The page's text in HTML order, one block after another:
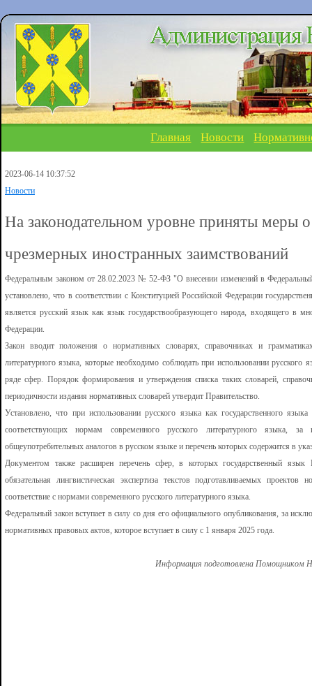
Главная Новости
2023-06-14 10:37:52
Новости
На законодательном уровне приняты меры
чрезмерных иностранных заимствований
Федеральным законом от 28.02.2023 № 52-ФЗ "О внесении изменений в
установлено, что в соответствии с Конституцией Российской Федерации
является русский язык как язык государствообразующего народа, входящего в
Федерации.
Закон вводит положения о нормативных словарях, справочниках и
литературного языка, которые необходимо соблюдать при использовании русского
ряде сфер. Порядок формирования и утверждения списка таких словарей,
периодичности издания нормативных словарей утвердит Правительство.
Установлено, что при использовании русского языка как государственного
соответствующих нормам современного русского литературного языка,
общеупотребительных аналогов в русском языке и перечень которых содержится в
Документом также расширен перечень сфер, в которых государственный
обязательная лингвистическая экспертиза текстов подготавливаемых
соответствие с нормами современного русского литературного языка.
Федеральный закон вступает в силу со дня его официального опубликования, за
нормативных правовых актов, которое вступает в силу с 1 января 2025 года.
Информация подготовлена Помощником